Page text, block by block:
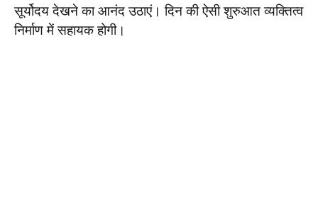
सूर्योदय देखने का आनंद उठाएं। दिन की ऐसी शुरुआत व्यक्तित्व
निर्माण में सहायक होगी।